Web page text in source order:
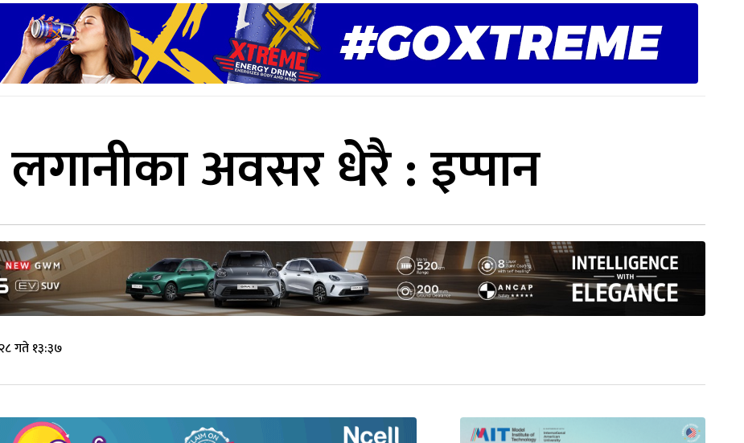
लगानीका अवसर धेरै : इप्पान
गते १३:३७